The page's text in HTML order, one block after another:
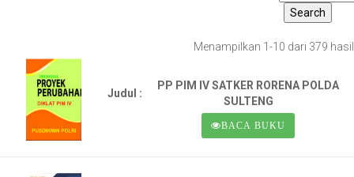
Menampilkan 1-10 dari 379 hasil
Judul :
PP PIM IV SATKER RORENA POLDA
SULTENG
BACA BUKU